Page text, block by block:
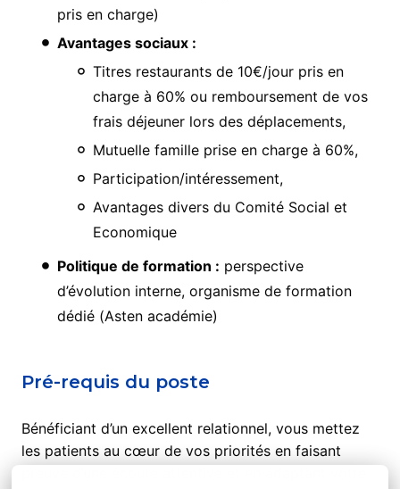
pris en charge)
Avantages sociaux :
Titres restaurants de 10€/jour pris en
charge à 60% ou remboursement de vos
frais déjeuner lors des déplacements,
Mutuelle famille prise en charge à 60%,
Participation/intéressement,
Avantages divers du Comité Social et
Economique
Politique de formation : perspective
d’évolution interne, organisme de formation
dédié (Asten académie)
Pré-requis du poste
Bénéficiant d’un excellent relationnel, vous mettez
les patients au cœur de vos priorités en faisant